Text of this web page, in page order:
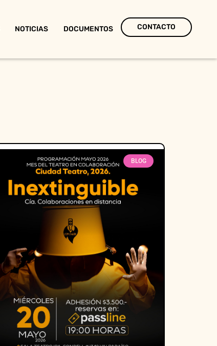
NOTICIAS DOCUMENTOS CONTACTO
BLOG